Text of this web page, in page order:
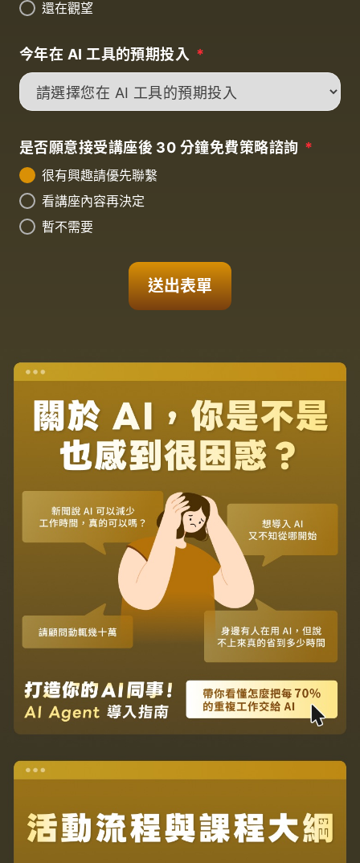
還在觀望
今年在 AI 工具的預期投入 *
是否願意接受講座後 30 分鐘免費策略諮詢 *
很有興趣請優先聯繫
看講座內容再決定
暫不需要
送出表單